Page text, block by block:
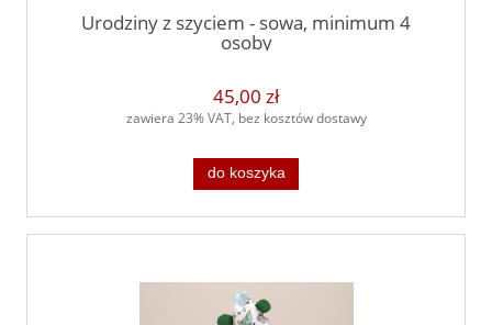
Urodziny z szyciem - sowa, minimum 4
osoby
45,00 zł
zawiera 23% VAT, bez kosztów dostawy
do koszyka